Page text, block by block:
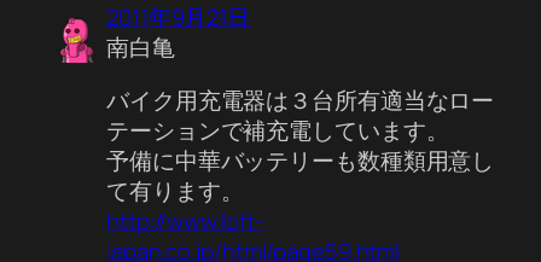
2011年9月21日
南白亀
バイク用充電器は３台所有適当なロー
テーションで補充電しています。
予備に中華バッテリーも数種類用意し
て有ります。
http://www.loft-
japan.co.jp/html/page59.html